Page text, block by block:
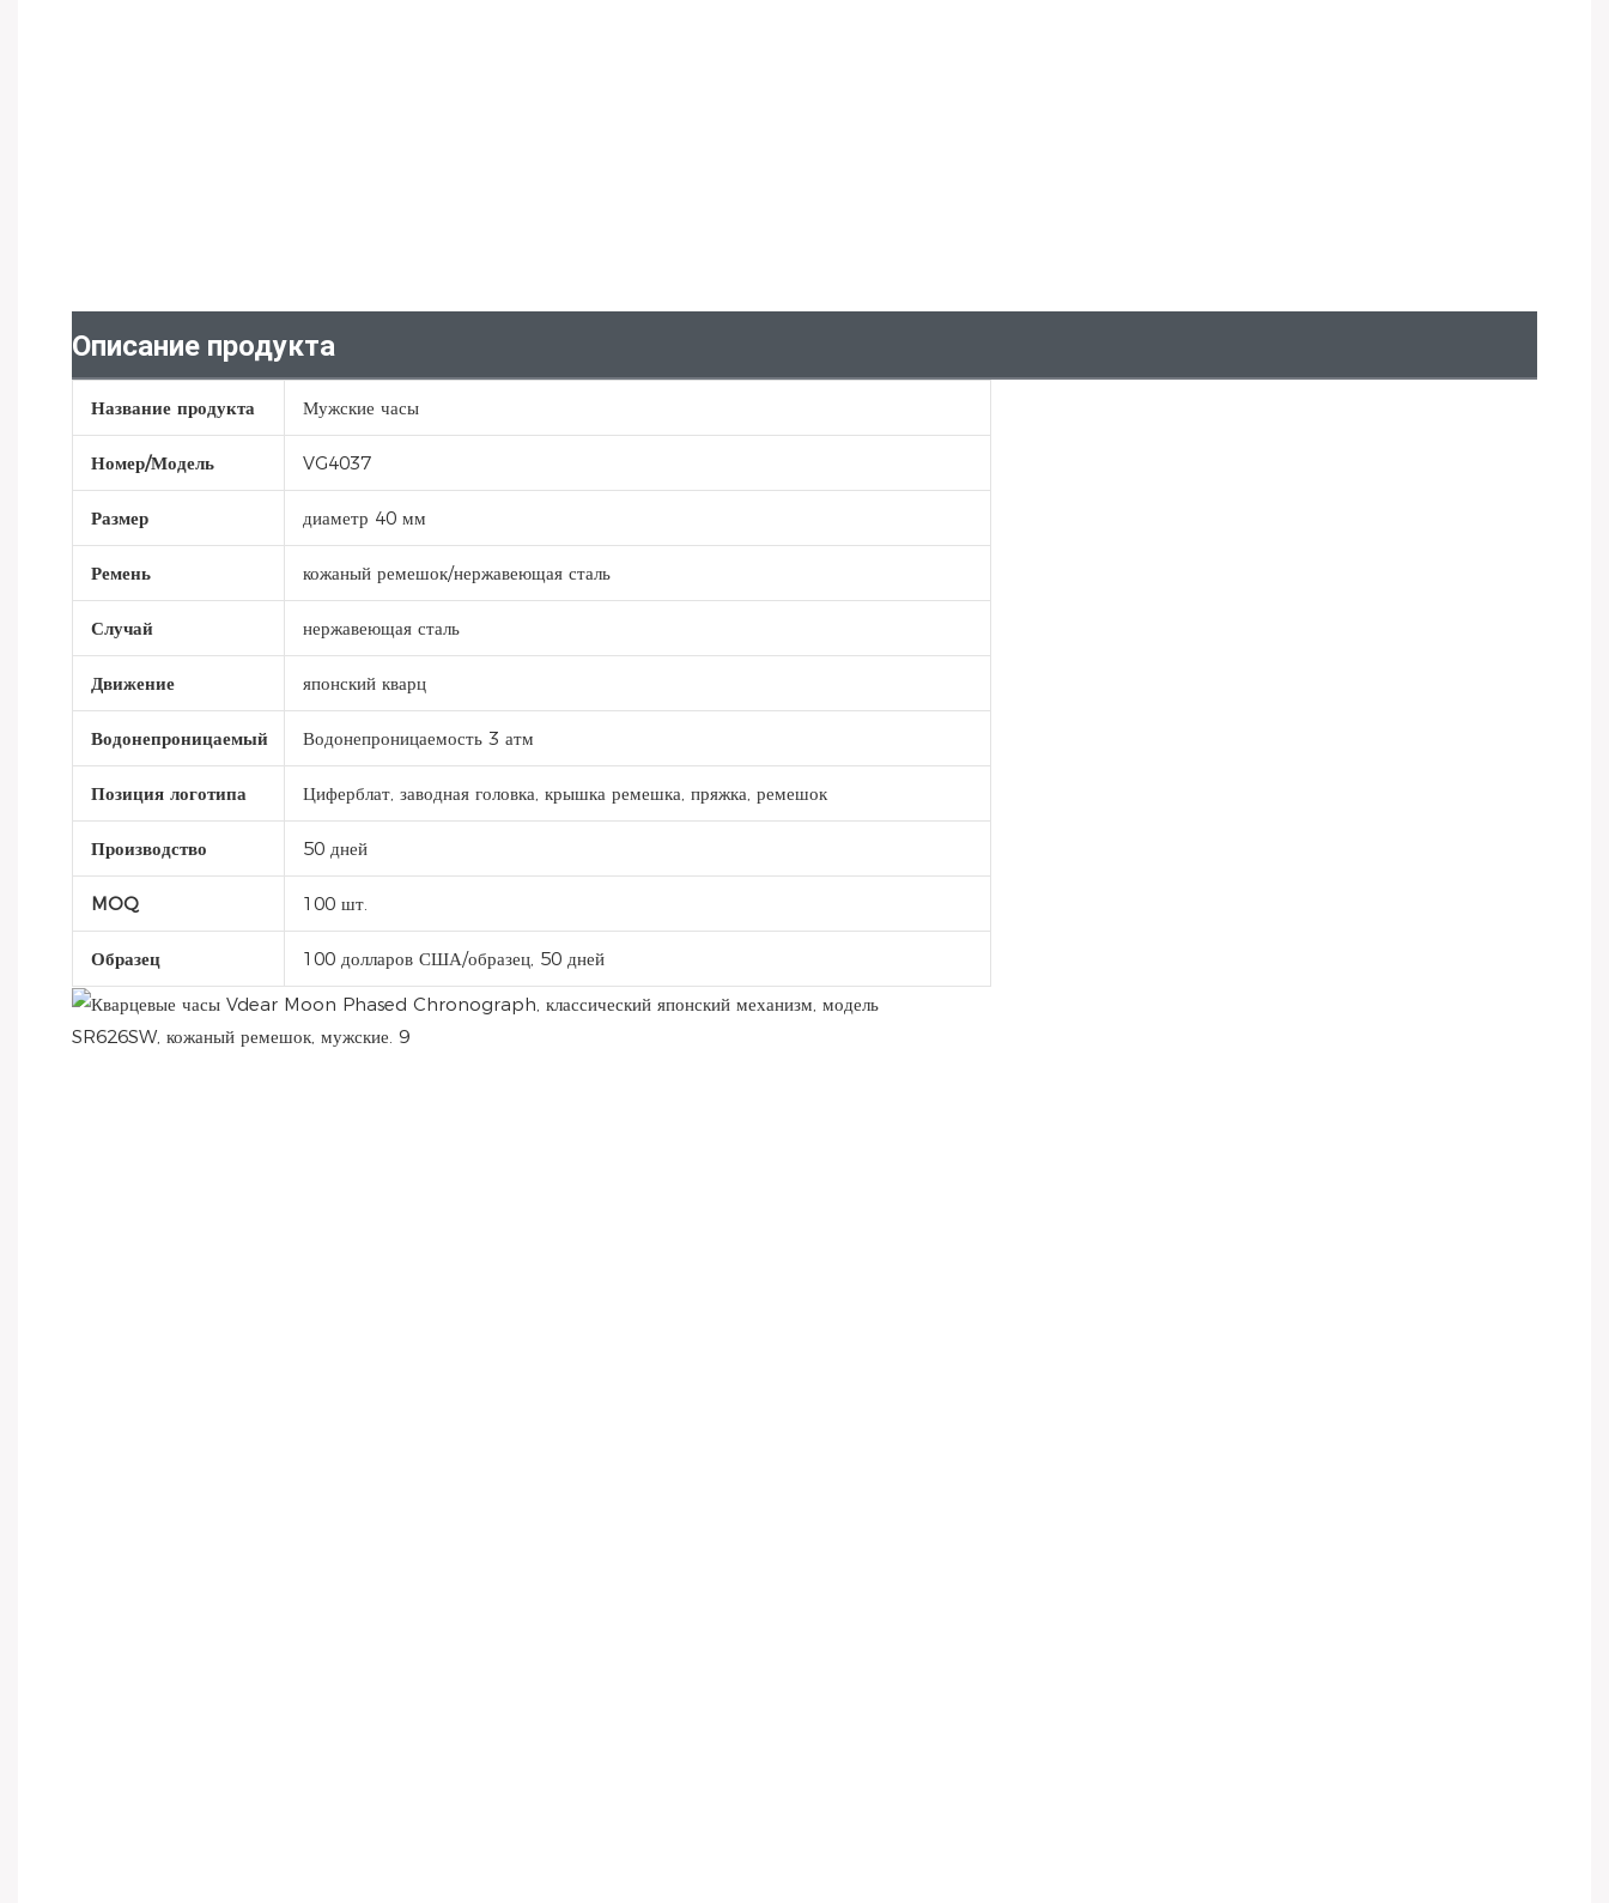
Описание продукта
Название продукта Мужские часы
Номер/Модель VG4037
Размер диаметр 40 мм
Ремень кожаный ремешок/нержавеющая сталь
Случай нержавеющая сталь
Движение японский кварц
Водонепроницаемый Водонепроницаемость 3 атм
Позиция логотипа Циферблат, заводная головка, крышка ремешка, пряжка, ремешок
Производство 50 дней
MOQ 100 шт.
Образец 100 долларов США/образец, 50 дней